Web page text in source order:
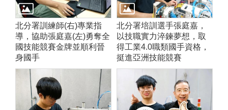
北分署訓練師(右)專業指
導，協助張庭嘉(左)勇奪全
國技能競賽金牌並順利晉
身國手
北分署培訓選手張庭嘉，
以技職實力淬鍊夢想，取
得工業4.0職類國手資格，
挺進亞洲技能競賽